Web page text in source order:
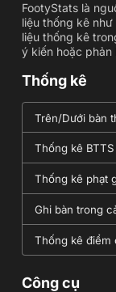
FootyStats là
liệu thống kê
liệu thống kê
ý kiến hoặc phản
Thống kê
Trên/Dưới bàn
Thống kê BTTS
Thống kê phạt
Ghi bàn trong
Thống kê điểm
Công cụ